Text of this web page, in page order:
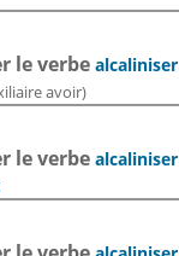
le verbe alcaliniser
avoir)
le verbe alcaliniser